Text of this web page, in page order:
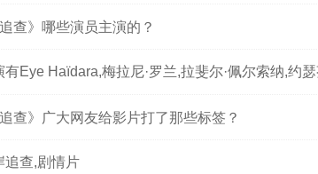
追查》哪些演员主演的？
有Eye Haïdara,梅拉尼·罗兰,拉斐尔·佩尔索纳,约瑟
追查》广大网友给影片打了那些标签？
追查,剧情片